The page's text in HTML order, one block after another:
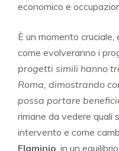
economico e
È un momento
come evolveranno i
progetti simili hanno
Roma, dimostrando
possa portare
rimane da vedere quali
intervento e come
Flaminio, in un